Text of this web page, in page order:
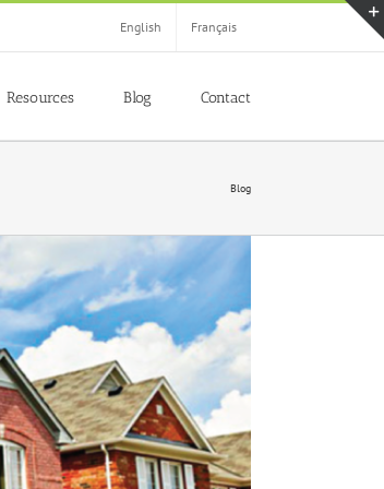
English Français
Resources Blog Contact
Blog